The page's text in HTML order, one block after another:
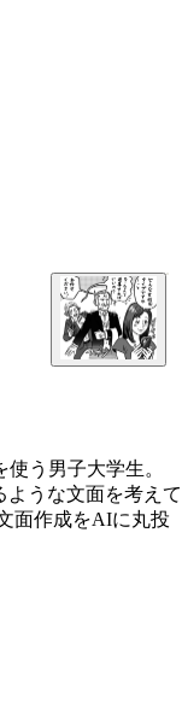
ジをAIに書かせて
ったので、かなり
、仲直りすること
面もAIに考えさせ
来るとAIを使う男
の人に好かれるよ
う男子大学生。
ような文面を考えて
面作成をAIに丸投